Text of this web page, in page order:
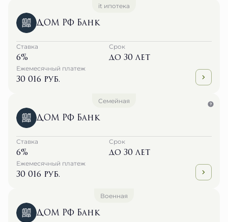
it ипотека
ДОМ РФ Банк
Ставка
6%
Срок
до 30 лет
Ежемесячный платеж
30 016 руб.
Семейная
ДОМ РФ Банк
Ставка
6%
Срок
до 30 лет
Ежемесячный платеж
30 016 руб.
Военная
ДОМ РФ Банк